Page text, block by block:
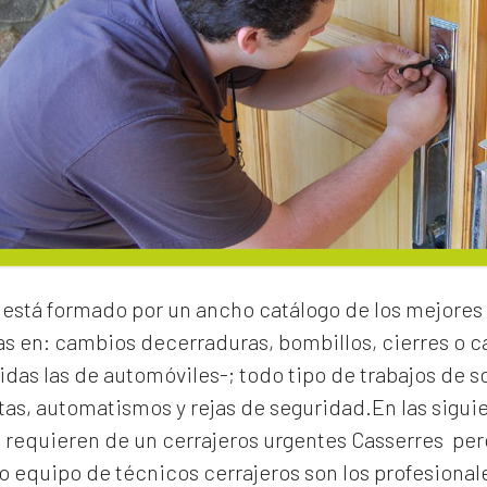
formado por un ancho catálogo de los
en: cambios decerraduras, bombillos, cierres o
las de automóviles-; todo tipo de trabajos de
automatismos y rejas de seguridad.En las
requieren de un cerrajeros urgentes Casserres
equipo de técnicos cerrajeros son los